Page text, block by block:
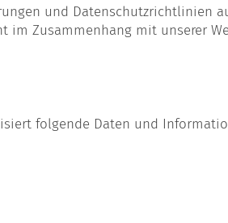
und Datenschutzrichtlinien
Zusammenhang mit unserer
folgende Daten und